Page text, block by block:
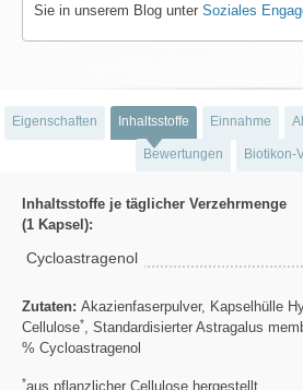
Sie in unserem Blog unter Soziales
Eigenschaften Inhaltsstoffe Einnahme
Bewertungen Biotikon-
Inhaltsstoffe je täglicher Verzehrmenge
(1 Kapsel):
Cycloastragenol
Zutaten: Akazienfaserpulver, Kapselhülle
Cellulose*
, Standardisierter Astragalus
% Cycloastragenol
*aus pflanzlicher Cellulose hergestellt